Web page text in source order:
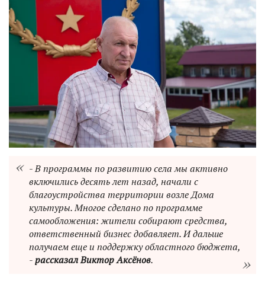
- В программы по развитию села мы активно
включились десять лет назад, начали с
благоустройства территории возле Дома
культуры. Многое сделано по программе
самообложения: жители собирают средства,
ответственный бизнес добавляет. И дальше
получаем еще и поддержку областного бюджета,
-рассказал Виктор Аксёнов.